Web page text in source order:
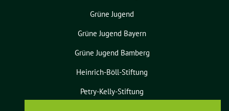
Grüne Jugend
Grüne Jugend Bayern
Grüne Jugend Bamberg
Heinrich-Böll-Stiftung
Petry-Kelly-Stiftung